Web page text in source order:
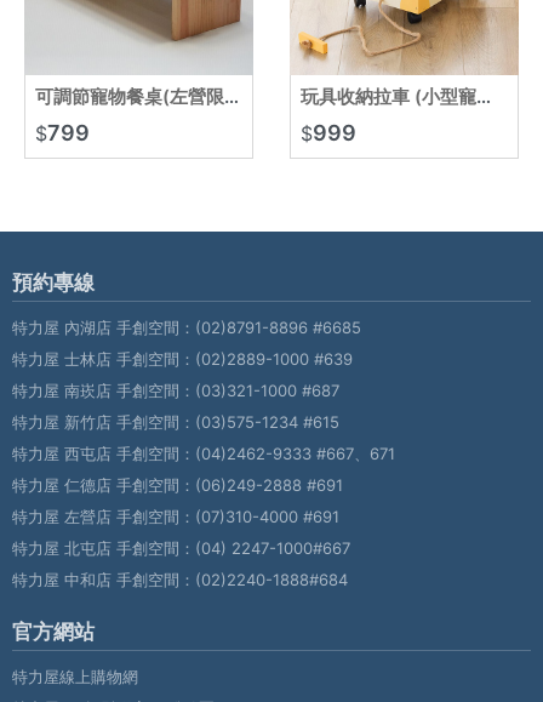
可調節寵物餐桌(左營限定)
$799
玩具收納拉車 (小型寵物可用)
$999
預約專線
特力屋 內湖店 手創空間： (02)8791-8896 #6685
特力屋 士林店 手創空間： (02)2889-1000 #639
特力屋 南崁店 手創空間： (03)321-1000 #687
特力屋 新竹店 手創空間： (03)575-1234 #615
特力屋 西屯店 手創空間： (04)2462-9333 #667、671
特力屋 仁德店 手創空間： (06)249-2888 #691
特力屋 左營店 手創空間： (07)310-4000 #691
特力屋 北屯店 手創空間： (04) 2247-1000#667
特力屋 中和店 手創空間： (02)2240-1888#684
官方網站
特力屋線上購物網